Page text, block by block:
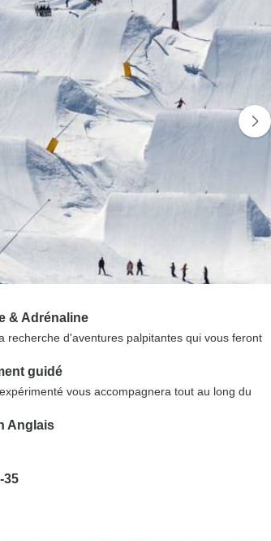
& Adrénaline
recherche d'aventures palpitantes qui vous feront
guidé
vous accompagnera tout au long du
Anglais
35